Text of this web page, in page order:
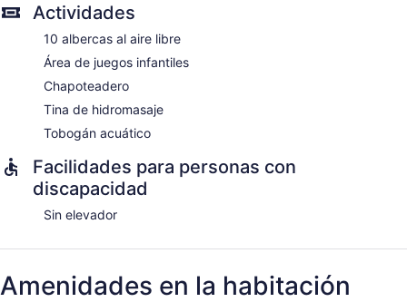
Actividades
10 albercas al aire libre
Área de juegos infantiles
Chapoteadero
Tina de hidromasaje
Tobogán acuático
Facilidades para personas con
discapacidad
Sin elevador
Amenidades en la habitación